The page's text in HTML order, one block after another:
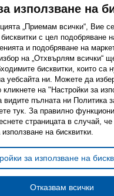
ни:
YoutubePinterestInstagram
за използване на бисквитки
настройки за използване на
на ikea.bgОбща политика
за защита на личните данни
условия на програма IKEA
използване на
„Приемам всички“, Вие
с цел подобряване
и подобряване на
на „Отхвърлям всички“
бисквитки, които са
уебсайта ни. Можете да
на "Настройки за
видите пълната ни Политика
тук. За правилно
страницата в случай, че
на бисквитки.
за използване на
Отказвам всички